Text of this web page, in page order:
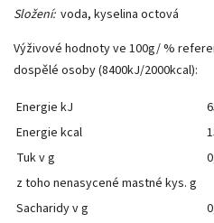
Složení:voda, kyselina octová
Výživové hodnoty ve 100g/ %
dospělé osoby (8400kJ/2000kcal):
Energie kJ
Energie kcal
Tuk v g
z toho nenasycené mastné kys. g
Sacharidy v g